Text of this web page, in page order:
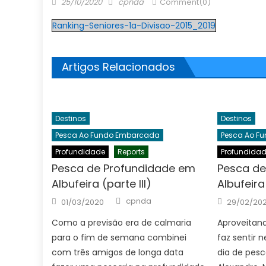
Ranking-Seniores-1a-Divisao-2015_2019
Artigos Relacionados
Destinos
Pesca Ao Fundo Embarcada
Profundidade
Reports
Pesca de Profundidade em
Albufeira (parte III)
Posted
on
01/03/2020 Author
cpnda
Como a previsão era de calmaria
para o fim de semana combinei
com três amigos de longa data
Destinos
Pesca Ao
Pesca
Posted
on
29/02/
faz sentir
dia de